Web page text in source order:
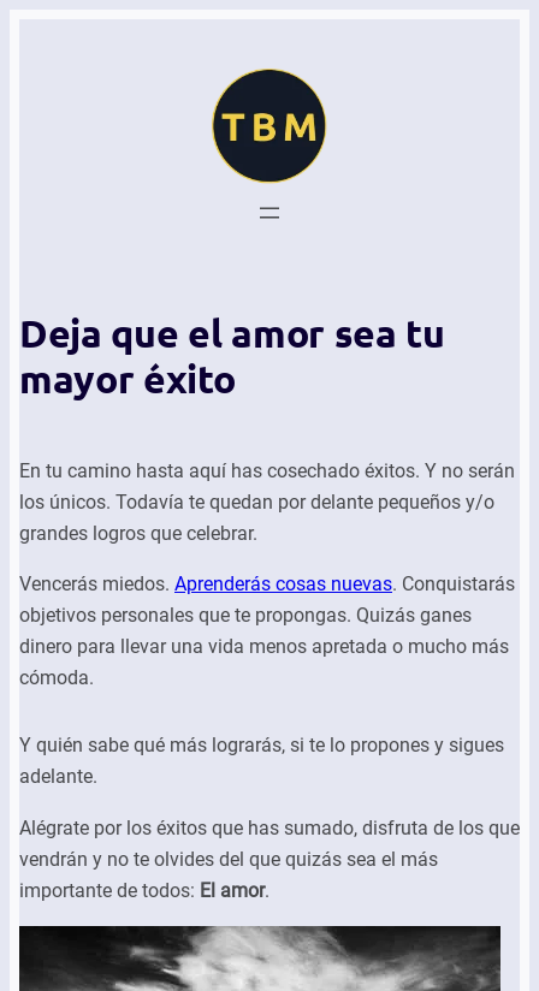
Deja que el amor sea tu
mayor éxito
En tu camino hasta aquí has cosechado éxitos. Y no serán
los únicos. Todavía te quedan por delante pequeños y/o
grandes logros que celebrar.
Vencerás miedos. Aprenderás cosas nuevas. Conquistarás
objetivos personales que te propongas. Quizás ganes
dinero para llevar una vida menos apretada o mucho más
cómoda.
Y quién sabe qué más lograrás, si te lo propones y sigues
adelante.
Alégrate por los éxitos que has sumado, disfruta de los que
vendrán y no te olvides del que quizás sea el más
importante de todos: El amor.